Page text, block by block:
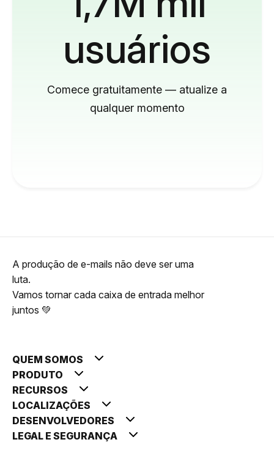
usuários
Comece gratuitamente — atualize a
qualquer momento
A produção de e-mails não deve ser uma
luta.
Vamos tornar cada caixa de entrada melhor
juntos 💚
QUEM SOMOS
PRODUTO
RECURSOS
LOCALIZAÇÕES
DESENVOLVEDORES
LEGAL E SEGURANÇA